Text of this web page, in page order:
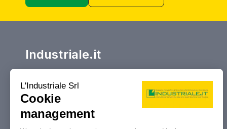
Industriale.it
Your reference marketplace for buying
and selling, auctions and liquidations
of machine tools and industrial
machinery.